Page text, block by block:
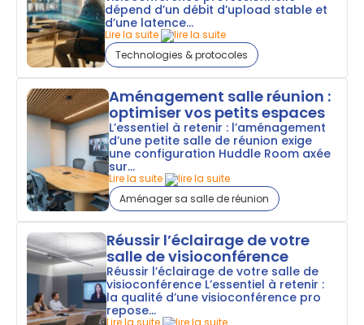
dépend d’un débit d’upload stable et
d’une latence...
Lire la suite
Technologies & protocoles
Aménagement salle réunion :
optimiser vos petits espaces
L’essentiel à retenir : l’aménagement
d’une petite salle de réunion exige
une configuration Huddle Room axée
sur...
Lire la suite
Aménager sa salle de réunion
Réussir l’éclairage de votre
salle de visioconférence
Réussir l’éclairage de votre salle de
visioconférence L’essentiel à retenir :
la qualité d’une visioconférence pro
repose...
Lire la suite